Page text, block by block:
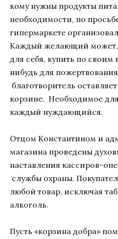
кому нужны продукты
необходимости, по
гипермаркете
Каждый желающий может,
для себя, купить по
нибудь для
благотворитель
корзине. Необходимое
каждый нуждающийся.
Отцом Константином и
магазина проведены
наставления кассиров-
службы охраны.
любой товар, исключая
алкоголь.
Пусть «корзина добра»